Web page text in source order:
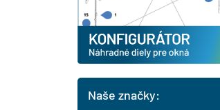
Naše značky: